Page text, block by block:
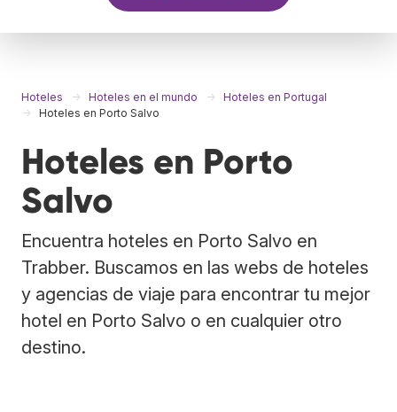
Hoteles Hoteles en el mundo
Hoteles en Portugal
Hoteles en Porto Salvo
Hoteles en Porto
Salvo
Encuentra hoteles en Porto Salvo en
Trabber. Buscamos en las webs de hoteles
y agencias de viaje para encontrar tu mejor
hotel en Porto Salvo o en cualquier otro
destino.